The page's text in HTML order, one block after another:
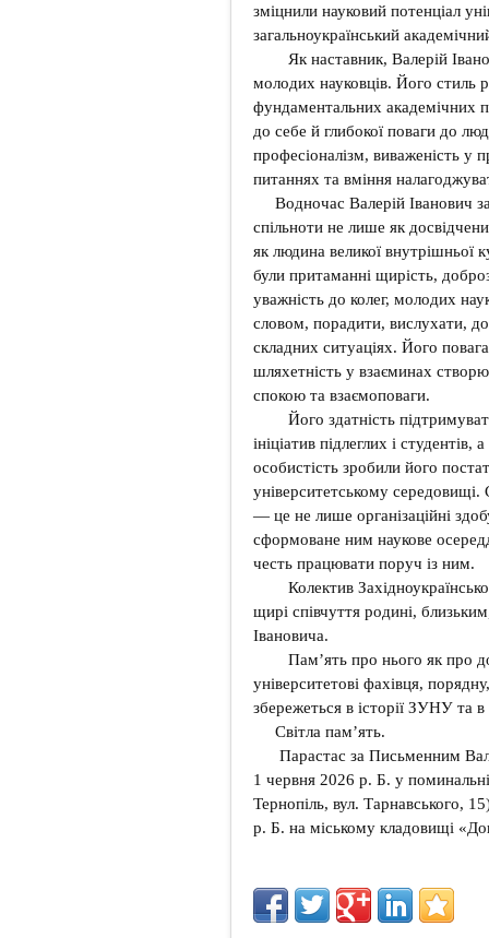
зміцнили науковий потенціал
загальноукраїнський
Як наставник, Валерій
молодих науковців. Його стиль
фундаментальних академічних
до себе й глибокої поваги до
професіоналізм, виваженість у
питаннях та вміння
Водночас Валерій Іванович
спільноти не лише як
як людина великої внутрішньої
були притаманні щирість,
уважність до колег, молодих
словом, порадити, вислухати,
складних ситуаціях. Його
шляхетність у взаєминах
спокою та взаємоповаги.
Його здатність
ініціатив підлеглих і
особистість зробили його
університетському
— це не лише організаційні
сформоване ним наукове
честь працювати поруч із ним.
Колектив
щирі співчуття родині,
Івановича.
Пам’ять про нього як про
університетові фахівця,
збережеться в історії ЗУНУ та в
Світла пам’ять.
Парастас за Письменним
1 червня 2026 р. Б. у
Тернопіль, вул. Тарнавського,
р. Б. на міському кладовищі